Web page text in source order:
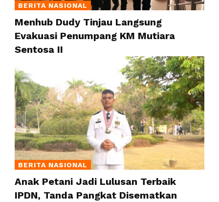
BERITA NASIONAL
Menhub Dudy Tinjau Langsung
Evakuasi Penumpang KM Mutiara
Sentosa II
BERITA NASIONAL
Anak Petani Jadi Lulusan Terbaik
IPDN, Tanda Pangkat Disematkan